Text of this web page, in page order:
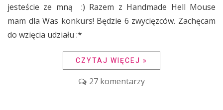
jesteście ze mną :) Razem z Handmade Hell Mouse
mam dla Was konkurs! Będzie 6 zwycięzców. Zachęcam
do wzięcia udziału :*
CZYTAJ WIĘCEJ »
27 komentarzy